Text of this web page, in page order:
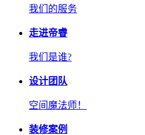
我们的服务
走进帝睿
我们是谁?
设计团队
空间魔法师！
装修案例